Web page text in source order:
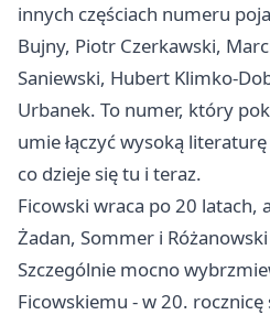
innych częściach numeru
Bujny, Piotr Czerkawski,
Saniewski, Hubert Klimko-
Urbanek. To numer, który
umie łączyć wysoką
co dzieje się tu i teraz.
Ficowski wraca po 20 latach,
Żadan, Sommer i Różanowski
Szczególnie mocno
Ficowskiemu - w 20.